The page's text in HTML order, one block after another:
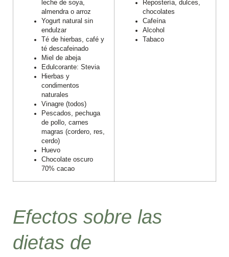
leche de soya,
almendra o arroz
Yogurt natural sin
endulzar
Té de hierbas, café y
té descafeinado
Miel de abeja
Edulcorante: Stevia
Hierbas y
condimentos
naturales
Vinagre (todos)
Pescados, pechuga
de pollo, carnes
magras (cordero, res,
cerdo)
Huevo
Chocolate oscuro
70% cacao
Repostería, dulces,
chocolates
Cafeína
Alcohol
Tabaco
Efectos sobre las
dietas de